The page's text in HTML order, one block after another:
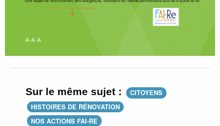
Sur le même sujet :
CITOYENS
HISTOIRES DE RÉNOVATION
NOS ACTIONS FAI-RE